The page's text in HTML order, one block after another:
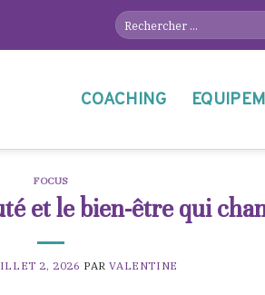
COACHING
FOCUS
et le bien-être qui
2, 2026 PARVALENTINE